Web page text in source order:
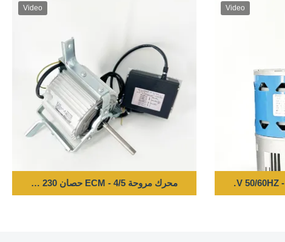
Video
Video
محرك مروحة ECM - 4/5 حصان 230 فولت 50/60 هرتز 1200 دورة في الدقيقة